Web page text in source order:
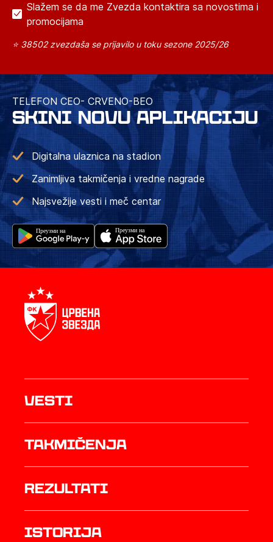
Slažem se da me Zvezda kontaktira sa novostima i
promocijama
⭐ 38502 zvezdaša se prijavilo u toku sezone 2025/26
TELEFON CEO- CRVENO-BEO
SKINI NOVU APLIKACIJU
Digitalna ulaznica na stadion
Zanimljiva takmičenja i vredne nagrade
Najsvežije vesti i meč centar
Vesti
Takmičenja
rezultati
istorija